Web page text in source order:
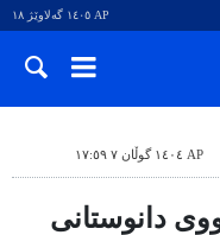
AP ١٤٠٥ گەلاوێژ ١٨
AP ١٤٠٤ گوڵان ٧ ١٧:٥٩
دانوستانی